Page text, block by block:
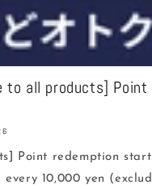
to all products] Point
Point redemption
every 10,000 yen